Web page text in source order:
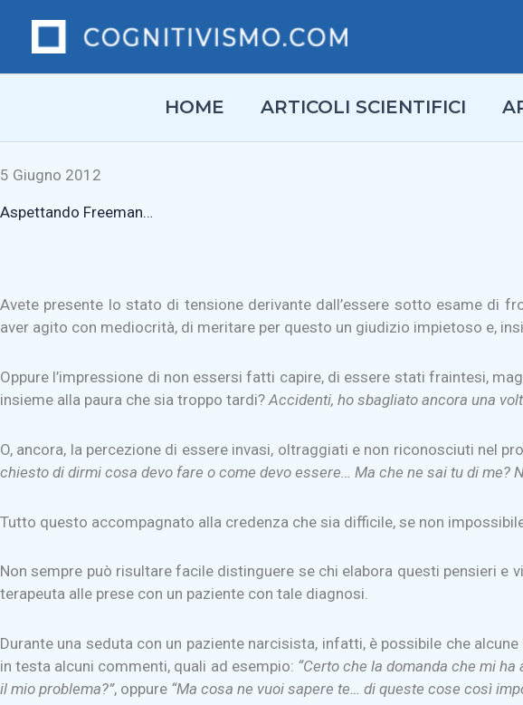
contenuto
HOME ARTICOLI SCIENTIFICI
5 Giugno 2012
Aspettando Freeman…
Avete presente lo stato di tensione derivante dall’essere sotto esame di
aver agito con mediocrità, di meritare per questo un giudizio impietoso e,
Oppure l’impressione di non essersi fatti capire, di essere stati fraintesi,
insieme alla paura che sia troppo tardi?Accidenti, ho sbagliato ancora una
O, ancora, la percezione di essere invasi, oltraggiati e non riconosciuti nel
chiesto di dirmi cosa devo fare o come devo essere… Ma che ne sai tu di me?
Tutto questo accompagnato alla credenza che sia difficile, se non
Non sempre può risultare facile distinguere se chi elabora questi pensieri e
terapeuta alle prese con un paziente con tale diagnosi.
Durante una seduta con un paziente narcisista, infatti, è possibile che
in testa alcuni commenti, quali ad esempio: “Certo che la domanda che mi
il mio problema?”, oppure “Ma cosa ne vuoi sapere te… di queste cose così